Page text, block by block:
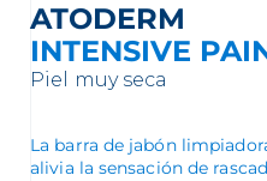
ATODERM
INTENSIVE
Piel muy seca
La barra de jabón
alivia la sensación de